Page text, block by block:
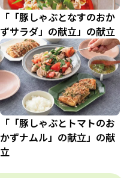
「「豚しゃぶとなすのおか
ずサラダ」の献立」の献立
「「豚しゃぶとトマトのお
かずナムル」の献立」の献
立